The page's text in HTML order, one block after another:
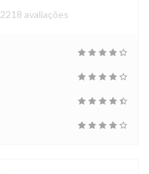
2218 avaliações